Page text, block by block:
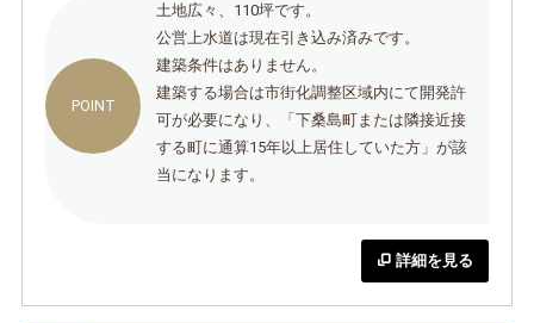
土地広々、110坪です。
公営上水道は現在引き込み済みです。
建築条件はありません。
建築する場合は市街化調整区域内にて開発許
可が必要になり、「下桑島町または隣接近接
する町に通算15年以上居住していた方」が該
当になります。
詳細を見る